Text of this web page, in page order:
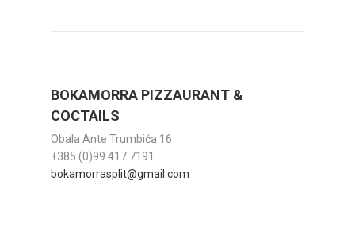
BOKAMORRA PIZZAURANT &
COCTAILS
Obala Ante Trumbića 16
+385 (0)99 417 7191
bokamorrasplit@gmail.com